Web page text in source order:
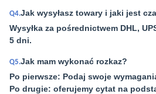
Q4.Jak wysyłasz towary i jaki jest
Wysyłka za pośrednictwem DHL,
5 dni.
Q5.Jak mam wykonać rozkaz?
Po pierwsze: Podaj swoje
Po drugie: oferujemy cytat na